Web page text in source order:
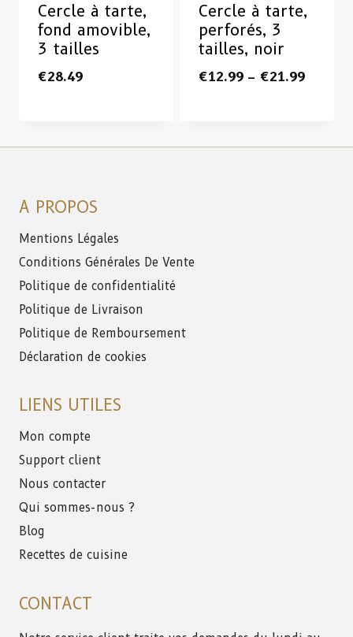
Cercle à tarte,
fond amovible,
3 tailles
€28.49
Cercle à tarte,
perforés, 3
tailles, noir
€12.99 – €21.99
A PROPOS
Mentions Légales
Conditions Générales De Vente
Politique de confidentialité
Politique de Livraison
Politique de Remboursement
Déclaration de cookies
LIENS UTILES
Mon compte
Support client
Nous contacter
Qui sommes-nous ?
Blog
Recettes de cuisine
CONTACT